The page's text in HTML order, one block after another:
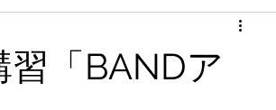
「BANDア